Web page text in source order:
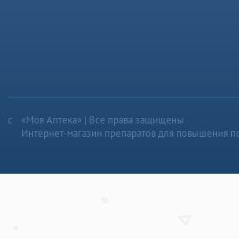
«Моя Аптека» | Все права защищены
Интернет-магазин препаратов для повышения